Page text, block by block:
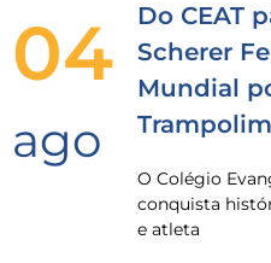
04
ago
Do CEAT
Scherer
Mundial
O Colégio
conquista
e atleta